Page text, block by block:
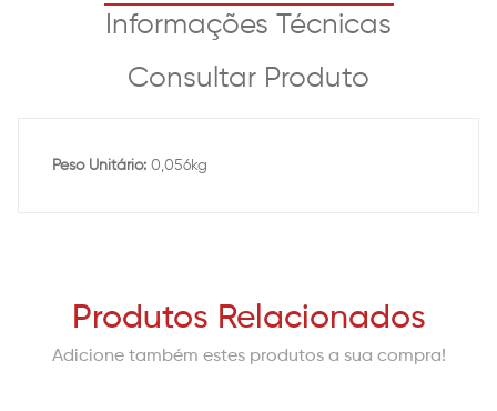
Informações Técnicas
Consultar Produto
Peso Unitário: 0,056kg
Produtos Relacionados
Adicione também estes produtos a sua compra!